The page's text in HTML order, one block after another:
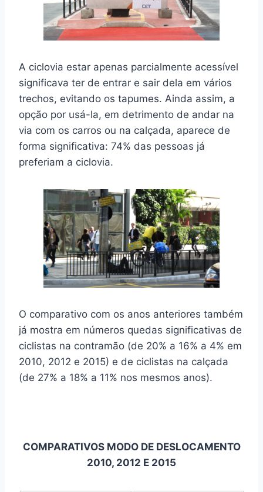
A ciclovia estar apenas parcialmente acessível
significava ter de entrar e sair dela em vários
trechos, evitando os tapumes. Ainda assim, a
opção por usá-la, em detrimento de andar na
via com os carros ou na calçada, aparece de
forma significativa: 74% das pessoas já
preferiam a ciclovia.
O comparativo com os anos anteriores também
já mostra em números quedas significativas de
ciclistas na contramão (de 20% a 16% a 4% em
2010, 2012 e 2015) e de ciclistas na calçada
(de 27% a 18% a 11% nos mesmos anos).
COMPARATIVOS MODO DE DESLOCAMENTO
2010, 2012 E 2015